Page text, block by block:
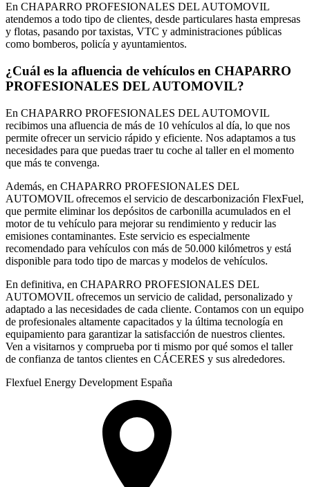
En CHAPARRO PROFESIONALES DEL AUTOMOVIL
atendemos a todo tipo de clientes, desde particulares hasta empresas
y flotas, pasando por taxistas, VTC y administraciones públicas
como bomberos, policía y ayuntamientos.
¿Cuál es la afluencia de vehículos en CHAPARRO
PROFESIONALES DEL AUTOMOVIL?
En CHAPARRO PROFESIONALES DEL AUTOMOVIL
recibimos una afluencia de más de 10 vehículos al día, lo que nos
permite ofrecer un servicio rápido y eficiente. Nos adaptamos a tus
necesidades para que puedas traer tu coche al taller en el momento
que más te convenga.
Además, en CHAPARRO PROFESIONALES DEL
AUTOMOVIL ofrecemos el servicio de descarbonización FlexFuel,
que permite eliminar los depósitos de carbonilla acumulados en el
motor de tu vehículo para mejorar su rendimiento y reducir las
emisiones contaminantes. Este servicio es especialmente
recomendado para vehículos con más de 50.000 kilómetros y está
disponible para todo tipo de marcas y modelos de vehículos.
En definitiva, en CHAPARRO PROFESIONALES DEL
AUTOMOVIL ofrecemos un servicio de calidad, personalizado y
adaptado a las necesidades de cada cliente. Contamos con un equipo
de profesionales altamente capacitados y la última tecnología en
equipamiento para garantizar la satisfacción de nuestros clientes.
Ven a visitarnos y comprueba por ti mismo por qué somos el taller
de confianza de tantos clientes en CÁCERES y sus alrededores.
Flexfuel Energy Development España